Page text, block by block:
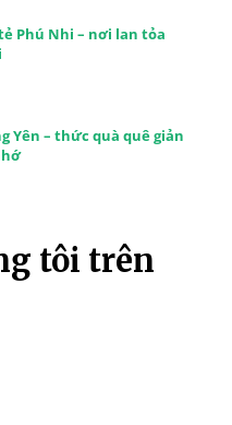
Phú Nhi – nơi lan tỏa
Yên – thức quà quê giản
tôi trên